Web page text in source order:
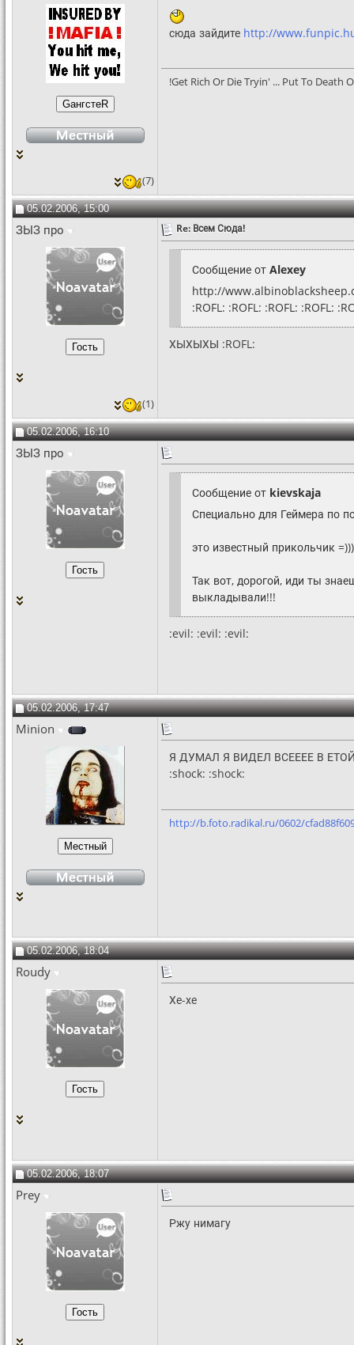
сюда зайдите http://
!Get Rich Or Die Tryin' ... Put To Death
(7)
05.02.2006, 15:00
ЗЫЗ про Re: Всем Сюда!
Сообщение от Alexey
http://
:ROFL: :ROFL: :ROFL: :ROFL:
ХЫХЫХЫ :ROFL:
(1)
05.02.2006, 16:10
ЗЫЗ про
Сообщение от kievskaja
Специально для Геймера по
это известный прикольчик
Так вот, дорогой, иди ты
выкладывали!!!
:evil: :evil: :evil:
05.02.2006, 17:47
Minion
Я ДУМАЛ Я ВИДЕЛ ВСЕЕЕЕ В
:shock: :shock:
http://b.foto.radikal.ru/0602/
05.02.2006, 18:04
Roudy
Хе-хе
05.02.2006, 18:07
Prey
Ржу нимагу